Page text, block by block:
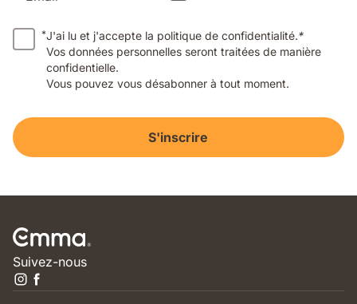
*J'ai lu et j'accepte la politique de confidentialité.*
Vos données personnelles seront traitées de manière
confidentielle.
Vous pouvez vous désabonner à tout moment.
S'inscrire
Suivez-nous